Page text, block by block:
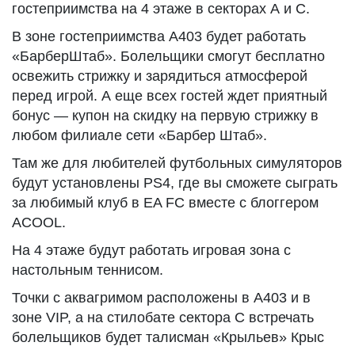
гостеприимства на 4 этаже в секторах А и С.
В зоне гостеприимства А403 будет работать
«БарберШтаб». Болельщики смогут бесплатно
освежить стрижку и зарядиться атмосферой
перед игрой. А еще всех гостей ждет приятный
бонус — купон на скидку на первую стрижку в
любом филиале сети «Барбер Штаб».
Там же для любителей футбольных симуляторов
будут установлены PS4, где вы сможете сыграть
за любимый клуб в EA FC вместе с блоггером
ACOOL.
На 4 этаже будут работать игровая зона с
настольным теннисом.
Точки с аквагримом расположены в А403 и в
зоне VIP, а на стилобате сектора С встречать
болельщиков будет талисман «Крыльев» Крыс